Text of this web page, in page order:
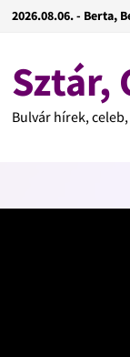
2026.08.06. - Berta,
Sztár,
Bulvár hírek,